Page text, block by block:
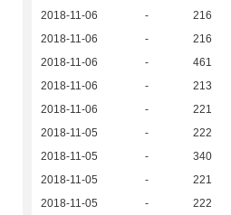
2018-11-06
- 216
2018-11-06
- 216
2018-11-06
- 461
2018-11-06
- 213
2018-11-06
- 221
2018-11-05
- 222
2018-11-05
- 340
2018-11-05
- 221
2018-11-05
- 222